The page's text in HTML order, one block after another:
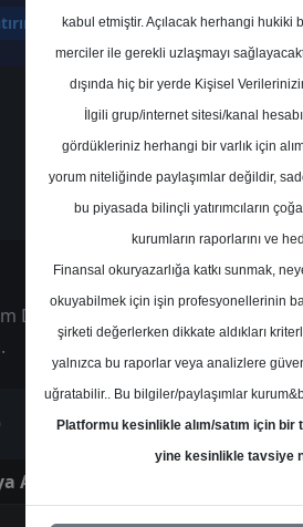
12 Kasım 2024
Doğuş Otomotiv için hedef
Adı
kabul etmiştir. Açılacak herhangi
merciler ile gerekli uzlaşmayı
dışında hiç bir yerde Kişisel
İlgili grup/internet sitesi/kanal
gördükleriniz herhangi bir varlık için
yorum niteliğinde paylaşımlar değildir,
bu piyasada bilinçli yatırımcıların
kurumların raporlarını ve
Finansal okuryazarlığa katkı sunmak,
okuyabilmek için işin profesyonellerinin
şirketi değerlerken dikkate aldıkları
yalnızca bu raporlar veya analizlere
uğratabilir.. Bu bilgiler/paylaşımlar
Platformu kesinlikle alım/satım için
yine kesinlikle tavsiye